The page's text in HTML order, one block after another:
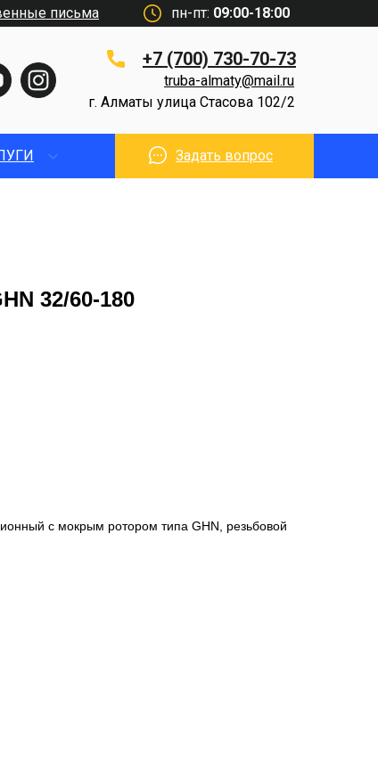
пн-пт: 09:00-18:00
+7 (700) 730-70-73
г. Алматы улица Стасова 102/2
truba-almaty@mail.ru
письма
Задать вопрос
32/60-180
с мокрым ротором типа GHN, резьбовой